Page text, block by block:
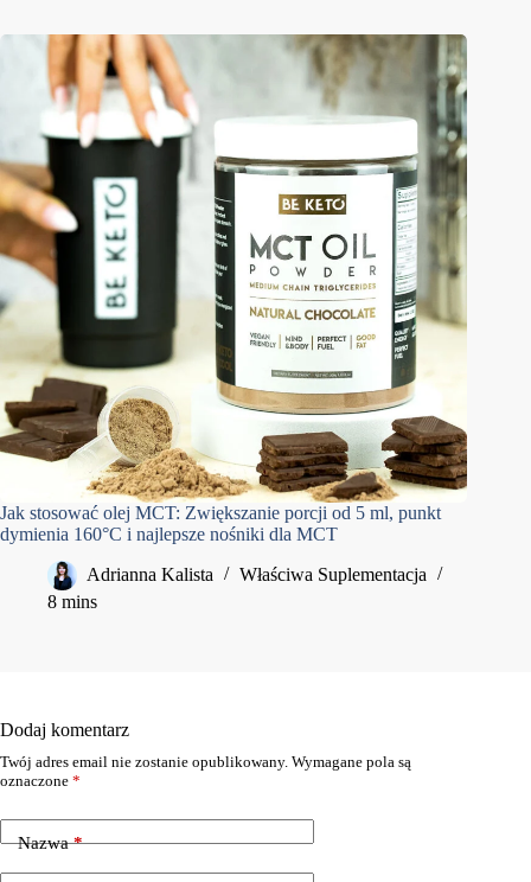
Jak stosować olej MCT: Zwiększanie porcji od 5 ml, punkt
dymienia 160°C i najlepsze nośniki dla MCT
Adrianna Kalista
Właściwa Suplementacja
8 mins
Dodaj komentarz
Twój adres email nie zostanie opublikowany. Wymagane pola są
oznaczone *
Nazwa*